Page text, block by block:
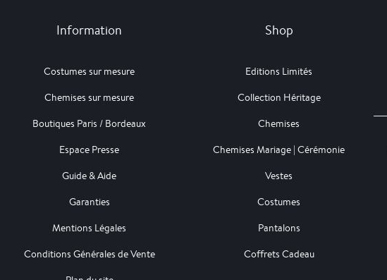
Information
Costumes sur mesure
Chemises sur mesure
Boutiques Paris / Bordeaux
Espace Presse
Guide & Aide
Garanties
Mentions Légales
Conditions Générales de Vente
Shop
Editions Limités
Collection Héritage
Chemises
Chemises Mariage | Cérémonie
Vestes
Costumes
Pantalons
Coffrets Cadeau